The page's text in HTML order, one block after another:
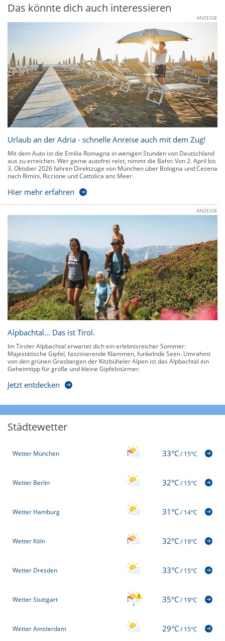
Das könnte dich auch interessieren
ANZEIGE
Urlaub an der Adria - schnelle Anreise auch mit dem Zug!
Mit dem Auto ist die Emilia Romagna in wenigen Stunden von Deutschland
aus zu erreichen. Wer gerne autofrei reist, nimmt die Bahn: Von 2. April bis
3. Oktober 2026 fahren Direktzüge von München über Bologna und Cesena
nach Rimini, Riccione und Cattolica ans Meer.
Hier mehr erfahren
ANZEIGE
Alpbachtal… Das ist Tirol.
Im Tiroler Alpbachtal erwartet dich ein erlebnisreicher Sommer:
Majestätische Gipfel, faszinierende Klammen, funkelnde Seen. Umrahmt
von den grünen Grasbergen der Kitzbüheler Alpen ist das Alpbachtal ein
Geheimtipp für große und kleine Gipfelstürmer.
Jetzt entdecken
Städtewetter
Wetter München 33°C/15°C
Wetter Berlin 32°C/15°C
Wetter Hamburg 31°C/14°C
Wetter Köln 32°C/19°C
Wetter Dresden 33°C/15°C
Wetter Stuttgart 35°C/19°C
Wetter Amsterdam 29°C/15°C